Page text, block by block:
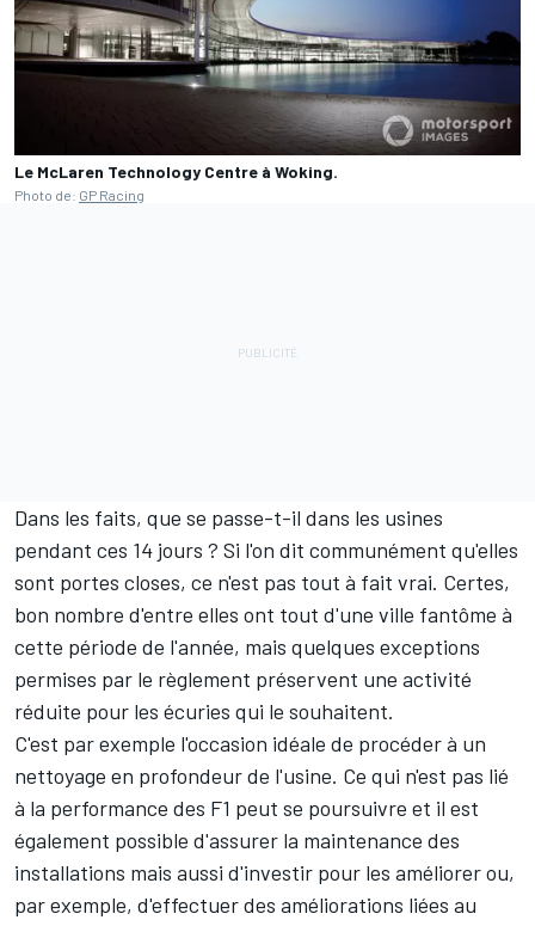
Le McLaren Technology Centre à Woking.
Photo de: GP Racing
Dans les faits, que se passe-t-il dans les usines
pendant ces 14 jours ? Si l'on dit communément qu'elles
sont portes closes, ce n'est pas tout à fait vrai. Certes,
bon nombre d'entre elles ont tout d'une ville fantôme à
cette période de l'année, mais quelques exceptions
permises par le règlement préservent une activité
réduite pour les écuries qui le souhaitent.
C'est par exemple l'occasion idéale de procéder à un
nettoyage en profondeur de l'usine. Ce qui n'est pas lié
à la performance des F1 peut se poursuivre et il est
également possible d'assurer la maintenance des
installations mais aussi d'investir pour les améliorer ou,
par exemple, d'effectuer des améliorations liées au